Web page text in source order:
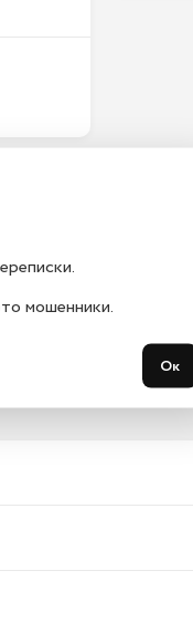
гарантии?
представленную у нас на
и возврат возможен в течени
мошенники.
Ок